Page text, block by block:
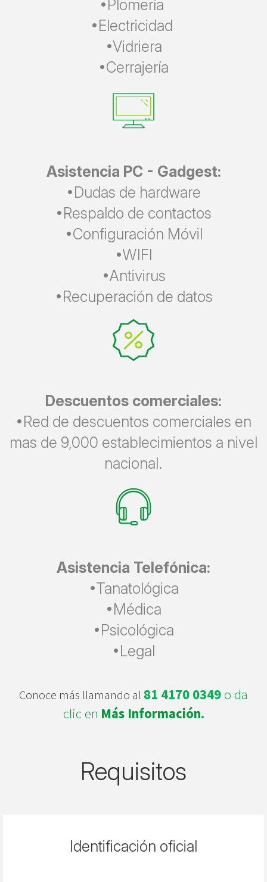
•Plomería
•Electricidad
•Vidriera
•Cerrajería
Asistencia PC - Gadgest:
•Dudas de hardware
•Respaldo de contactos
•Configuración Móvil
•WIFI
•Antivirus
•Recuperación de datos
Descuentos comerciales:
•Red de descuentos comerciales en
mas de 9,000 establecimientos a nivel
nacional.
Asistencia Telefónica:
•Tanatológica
•Médica
•Psicológica
•Legal
Conoce más llamando al 81 4170 0349 o da
clic en Más Información.
Requisitos
Identificación oficial